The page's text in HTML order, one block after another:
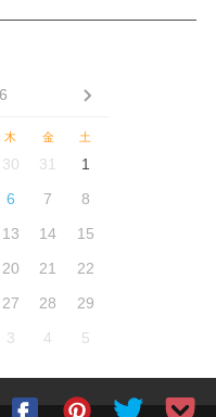
木 金 土
30 31
1
6 7
8
13 14
15
20 21
22
27 28
29
3 4 5